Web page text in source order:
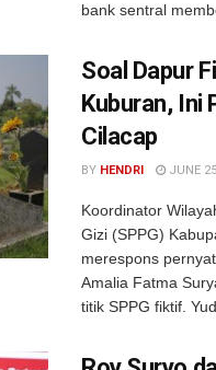
bank sentral
Soal Dapur
Kuburan, Ini
Cilacap
BY HENDRI JUNE
Koordinator
Gizi (SPPG)
merespons
Amalia Fatma
titik SPPG fiktif.